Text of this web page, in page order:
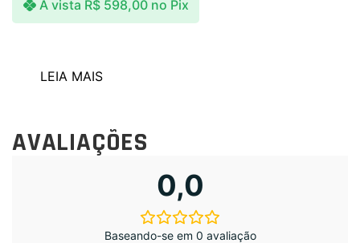
À vista R$598,00 no Pix
LEIA MAIS
AVALIAÇÕES
0,0
Baseando-se em 0 avaliação